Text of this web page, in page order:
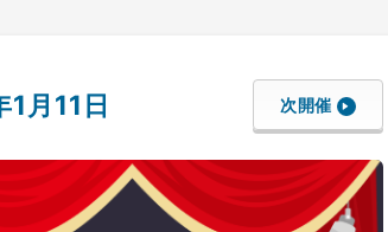
月11日 次開催